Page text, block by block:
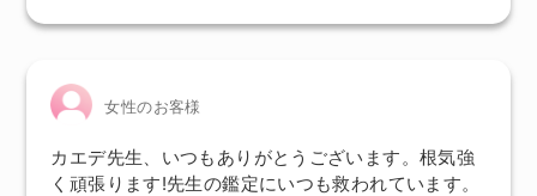
女性のお客様
カエデ先生、いつもありがとうございます。根気強
く頑張ります!先生の鑑定にいつも救われています。